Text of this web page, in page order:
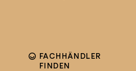
FACHHÄNDLER
FINDEN